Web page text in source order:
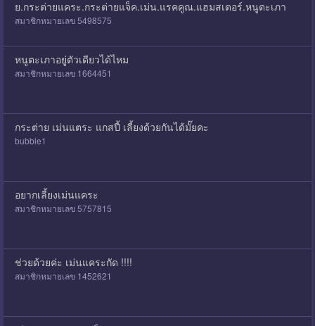
ย.กระต่ายแคระ.กระต่ายแจ็ค.เม่น.แรคคูณ.แฮมสเตอร์.หนูตะเภา
สมาชิกหมายเลข 5498575
หนูตะเภาอยู่ตัวเดียวได้ไหม
สมาชิกหมายเลข 1664451
กระต่าย เม่นแตระ แกสปี้ เลี้ยงด้วยกันได้มั๊ยคะ
bubble1
อยากเลี้ยงเม่นแคระ
สมาชิกหมายเลข 5757815
ช่วยด้วยค่ะ เม่นแคระกัด !!!!
สมาชิกหมายเลข 1452621